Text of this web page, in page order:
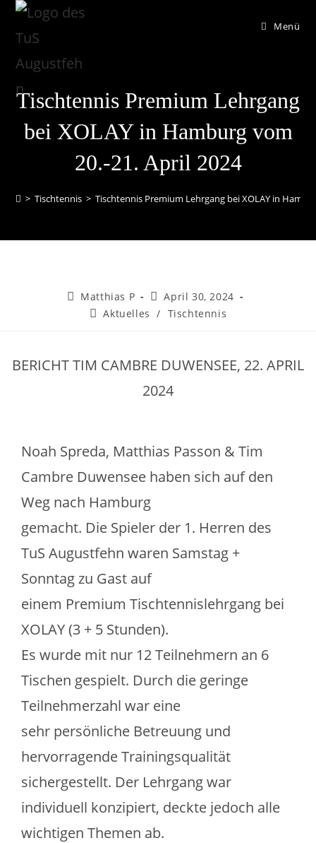
Menü
Tischtennis Premium Lehrgang
bei XOLAY in Hamburg vom
20.-21. April 2024
> Tischtennis > Tischtennis Premium Lehrgang bei XOLAY in
Matthias P
April 30, 2024
Aktuelles / Tischtennis
BERICHT TIM CAMBRE DUWENSEE, 22. APRIL
2024
Noah Spreda, Matthias Passon & Tim
Cambre Duwensee haben sich auf den
Weg nach Hamburg
gemacht. Die Spieler der 1. Herren des
TuS Augustfehn waren Samstag +
Sonntag zu Gast auf
einem Premium Tischtennislehrgang bei
XOLAY (3 + 5 Stunden).
Es wurde mit nur 12 Teilnehmern an 6
Tischen gespielt. Durch die geringe
Teilnehmerzahl war eine
sehr persönliche Betreuung und
hervorragende Trainingsqualität
sichergestellt. Der Lehrgang war
individuell konzipiert, deckte jedoch alle
wichtigen Themen ab.